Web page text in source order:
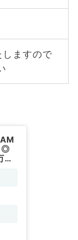
ますので
円
常